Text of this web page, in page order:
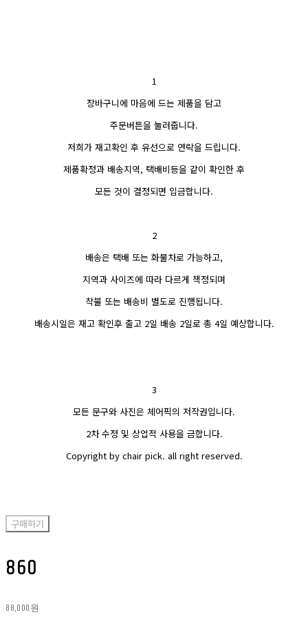
1
장바구니에 마음에 드는 제품을 담고
주문버튼을 눌러줍니다.
저희가 재고확인 후 유선으로 연락을 드립니다.
제품확정과 배송지역, 택배비등을 같이 확인한 후
모든 것이 결정되면 입금합니다.
2
배송은 택배 또는 화물차로 가능하고,
지역과 사이즈에 따라 다르게 책정되며
착불 또는 배송비 별도로 진행됩니다.
배송시일은 재고 확인후 출고 2일 배송 2일로 총 4일 예상합니다.
3
모든 문구와 사진은 체어픽의 저작권입니다.
2차 수정 및 상업적 사용을 금합니다.
Copyright by chair pick. all right reserved.
구매하기
860
88,000원